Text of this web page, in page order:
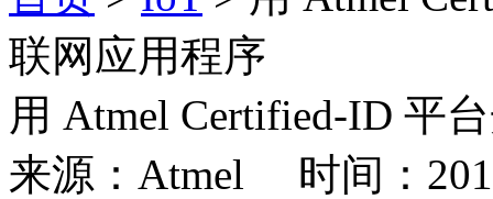
联网应用程序
用 Atmel Certified-ID 平
来源：Atmel 时间：